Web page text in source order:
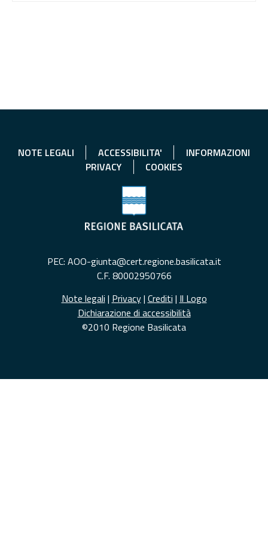
NOTE LEGALI ACCESSIBILITA'
INFORMAZIONI
PRIVACY
COOKIES
PEC: AOO-giunta@cert.regione.basilicata.it
C.F. 80002950766
Note legali | Privacy| Crediti | Il Logo
Dichiarazione di accessibilità
©2010 Regione Basilicata